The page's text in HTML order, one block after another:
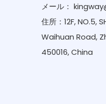
メール：
住所：12F, NO.5,
Waihuan Road,
450016, China